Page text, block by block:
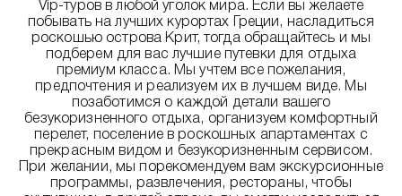
Vip-туров в любой уголок мира. Если вы желаете
побывать на лучших курортах Греции, насладиться
роскошью острова Крит, тогда обращайтесь и мы
подберем для вас лучшие путевки для отдыха
премиум класса. Мы учтем все пожелания,
предпочтения и реализуем их в лучшем виде. Мы
позаботимся о каждой детали вашего
безукоризненного отдыха, организуем комфортный
перелет, поселение в роскошных апартаментах с
прекрасным видом и безукоризненным сервисом.
При желании, мы порекомендуем вам экскурсионные
программы, развлечения, рестораны, чтобы